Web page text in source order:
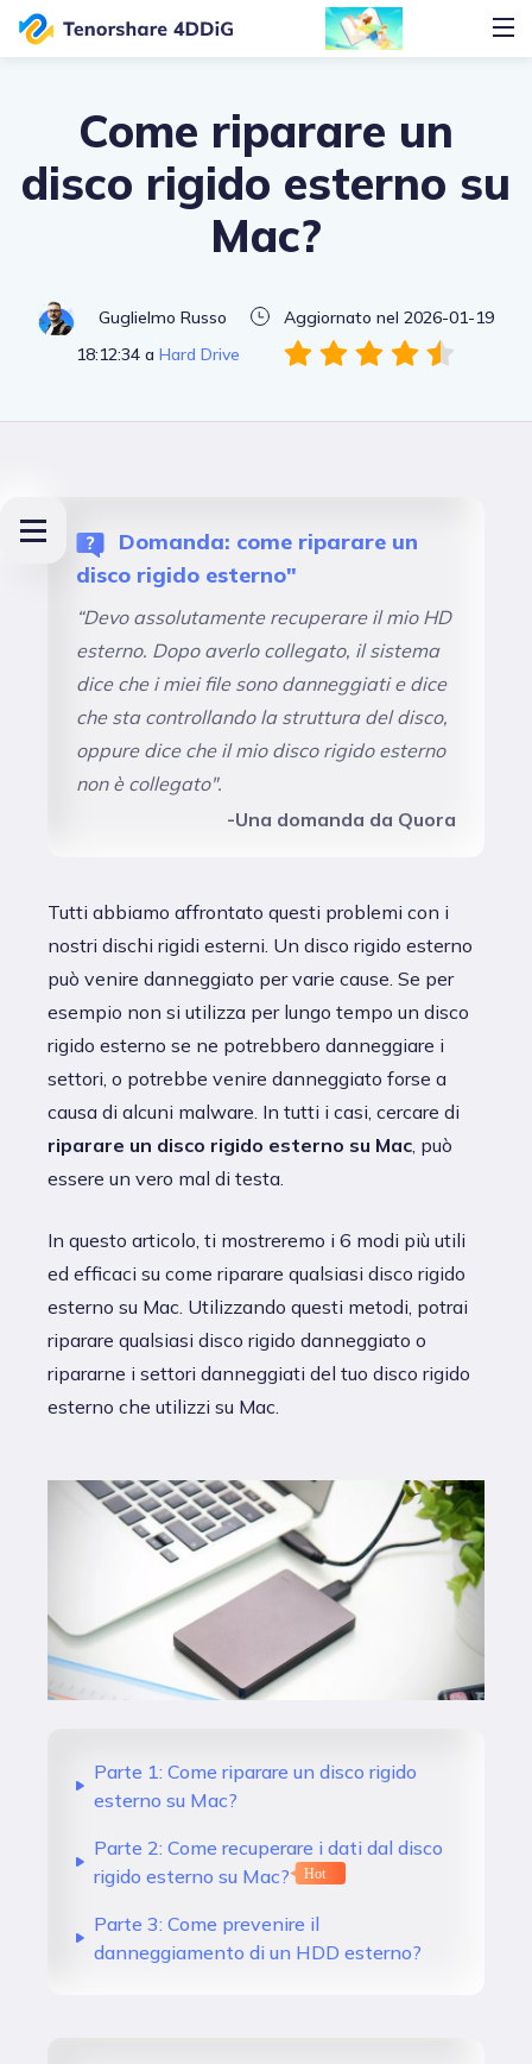
Come riparare un
disco rigido esterno su
Mac?
Guglielmo Russo
Aggiornato nel 2026-01-19
18:12:34 a Hard Drive
Domanda: come riparare un
disco rigido esterno"
“Devo assolutamente recuperare il mio HD
esterno. Dopo averlo collegato, il sistema
dice che i miei file sono danneggiati e dice
che sta controllando la struttura del disco,
oppure dice che il mio disco rigido esterno
non è collegato".
-Una domanda da Quora
Tutti abbiamo affrontato questi problemi con i
nostri dischi rigidi esterni. Un disco rigido esterno
può venire danneggiato per varie cause. Se per
esempio non si utilizza per lungo tempo un disco
rigido esterno se ne potrebbero danneggiare i
settori, o potrebbe venire danneggiato forse a
causa di alcuni malware. In tutti i casi, cercare di
riparare un disco rigido esterno su Mac , può
essere un vero mal di testa.
In questo articolo, ti mostreremo i 6 modi più utili
ed efficaci su come riparare qualsiasi disco rigido
esterno su Mac. Utilizzando questi metodi, potrai
riparare qualsiasi disco rigido danneggiato o
ripararne i settori danneggiati del tuo disco rigido
esterno che utilizzi su Mac.
Parte 1: Come riparare un disco rigido
esterno su Mac?
Parte 2: Come recuperare i dati dal disco
rigido esterno su Mac?
Hot
Parte 3: Come prevenire il
danneggiamento di un HDD esterno?